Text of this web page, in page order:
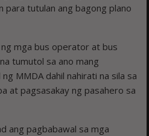
para tutulan ang bagong plano
mga bus operator at bus
tumutol sa ano mang
MMDA dahil nahirati na sila sa
at pagsasakay ng pasahero sa
ang pagbabawal sa mga